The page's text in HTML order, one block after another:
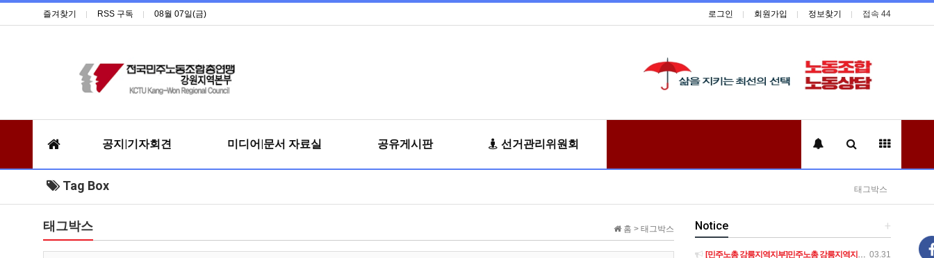
즐겨찾기 RSS 구독 08월 07일(금) 로그인 회원가입 정보찾기 접속 44
공지|기자회견 미디어|문서 자료실 공유게시판 선거관리위원회
Tag Box 태그박스
홈 > 태그박스
태그박스 +
Notice
03.31
[민주노총 강릉지역지부]민주노총 강릉지역지부 제12기 임원 보궐선거결과 공고